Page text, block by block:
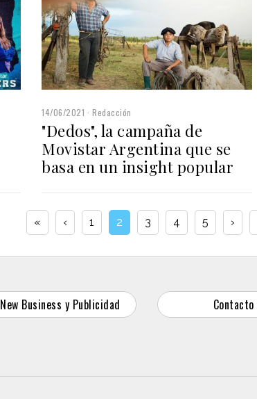
14/06/2021 Redacción
"Dedos", la campaña de
Movistar Argentina que se
basa en un insight popular
« ‹ 1 2 3 4 5 ›
New Business y Publicidad Contacto